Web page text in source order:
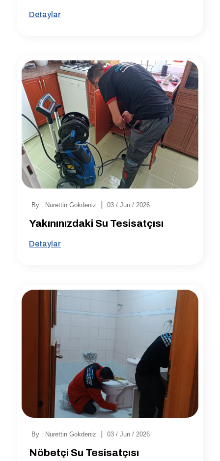
Detaylar
By : Nurettin Gokdeniz 03 / Jun / 2026
Yakınınızdaki Su Tesisatçısı
Detaylar
By : Nurettin Gokdeniz 03 / Jun / 2026
Nöbetçi Su Tesisatçısı